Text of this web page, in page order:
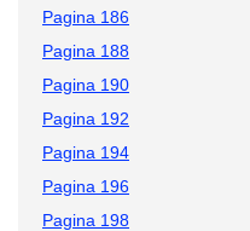
Pagina 186
Pagina 188
Pagina 190
Pagina 192
Pagina 194
Pagina 196
Pagina 198